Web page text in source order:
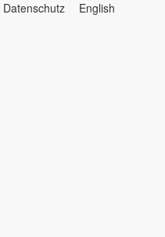
Menü
Datenschutz English